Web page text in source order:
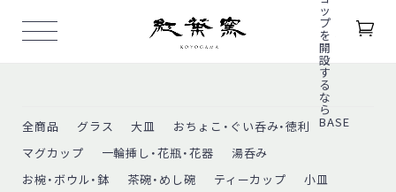
全商品 グラス 大皿
おちょこ・ぐい呑み・徳利
マグカップ
一輪挿し・花瓶・花器
湯呑み
お椀・ボウル・鉢
茶碗・めし碗 ティーカップ
小皿